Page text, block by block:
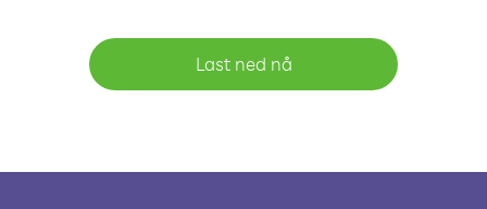
Last ned nå